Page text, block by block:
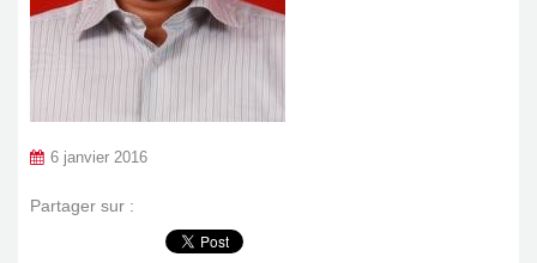
6 janvier 2016
Partager sur :